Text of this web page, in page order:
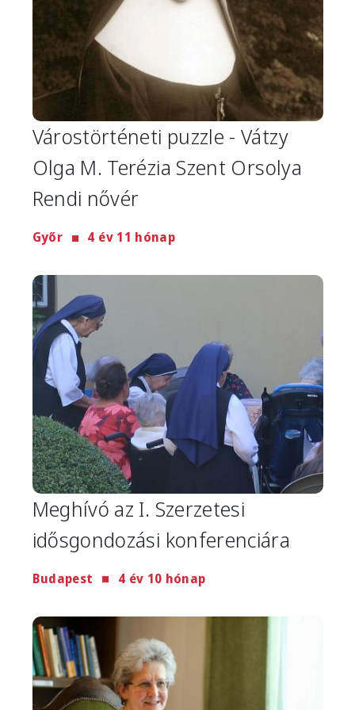
Várostörténeti puzzle - Vátzy
Olga M. Terézia Szent Orsolya
Rendi nővér
Győr 4 év 11 hónap
Image
Meghívó az I. Szerzetesi
idősgondozási konferenciára
Budapest 4 év 10 hónap
Image